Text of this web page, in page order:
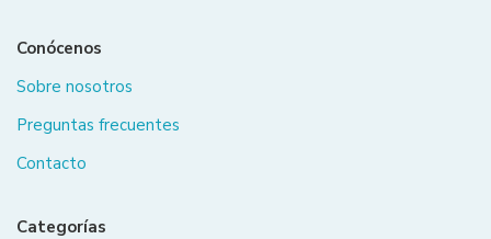
Conócenos
Sobre nosotros
Preguntas frecuentes
Contacto
Categorías